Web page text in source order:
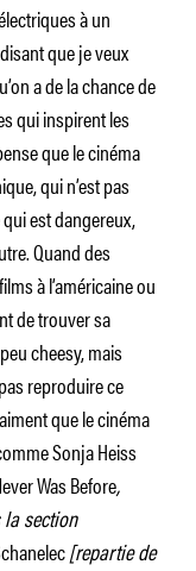
à un
que je veux
a de la chance de
qui inspirent les
que le cinéma
qui n’est pas
est dangereux,
Quand des
à l’américaine ou
de trouver sa
cheesy, mais
reproduire ce
que le cinéma
Sonja Heiss
Was Before,
section
[repartie de